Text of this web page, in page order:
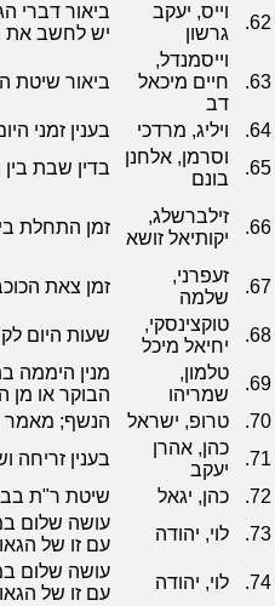
62.
וייס, יעקב
גרשון
ביאור דברי
יש לחשב את
63.
וייסמנדל,
חיים מיכאל
דב
ביאור שיטת
64. ויליג, מרדכי בענין זמני
65.
וסרמן, אלחנן
בונם
בדין שבת
66.
זילברשלג,
יקותיאל זושא
זמן התחלת
67.
זעפרני,
שלמה
זמן צאת
68.
טוקצינסקי,
יחיאל מיכל
שעות היום
69.
טלמון,
שמריהו
מנין היממה
הבוקר או מן
70.
טרופ, ישראל הנשף; מאמר
71.
כהן, אהרן
יעקב
בענין זריחה
72.
כהן, יגאל שיטת ר"ת
73.
לוי, יהודה
עושה שלום
עם זו של
74. לוי, יהודה
עושה שלום
עם זו של